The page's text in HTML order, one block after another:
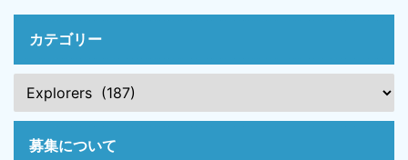
カテゴリー
募集について